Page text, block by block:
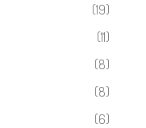
(19)
(11)
(8)
(8)
(6)